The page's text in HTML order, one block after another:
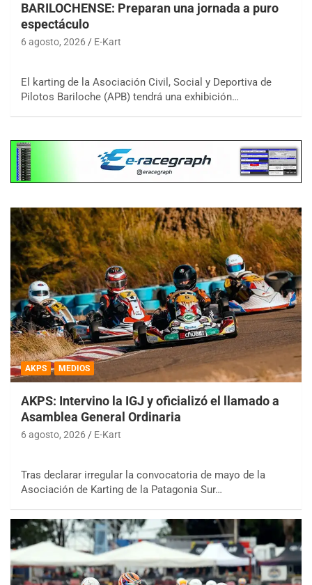
BARILOCHENSE: Preparan una jornada a puro
espectáculo
6 agosto, 2026 E-Kart
El karting de la Asociación Civil, Social y Deportiva de
Pilotos Bariloche (APB) tendrá una exhibición…
AKPS MEDIOS
AKPS: Intervino la IGJ y oficializó el llamado a
Asamblea General Ordinaria
6 agosto, 2026 E-Kart
Tras declarar irregular la convocatoria de mayo de la
Asociación de Karting de la Patagonia Sur…